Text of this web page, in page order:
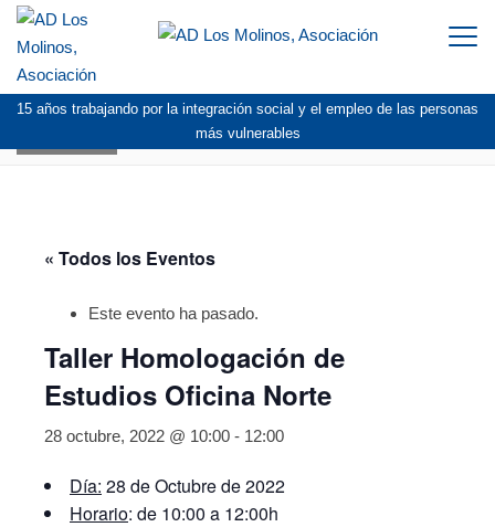
15 años trabajando por la integración social y el empleo de las personas
más vulnerables
« Todos los Eventos
Este evento ha pasado.
Taller Homologación de
Estudios Oficina Norte
28 octubre, 2022 @ 10:00 - 12:00
Día: 28 de Octubre de 2022
Horario: de 10:00 a 12:00h